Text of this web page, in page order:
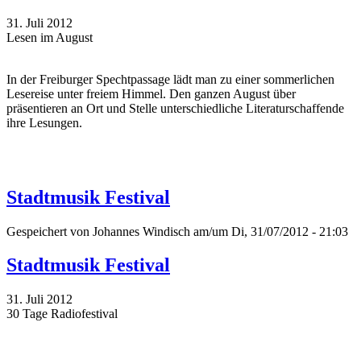
31. Juli 2012
Lesen im August
In der Freiburger Spechtpassage lädt man zu einer sommerlichen
Lesereise unter freiem Himmel. Den ganzen August über
präsentieren an Ort und Stelle unterschiedliche Literaturschaffende
ihre Lesungen.
Stadtmusik Festival
Gespeichert von Johannes Windisch am/um Di, 31/07/2012 - 21:03
Stadtmusik Festival
31. Juli 2012
30 Tage Radiofestival